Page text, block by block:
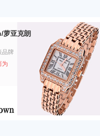
亚克朗
品牌
为